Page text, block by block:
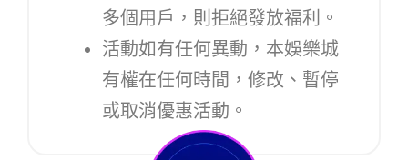
多個用戶，則拒絕發放福利。
活動如有任何異動，本娛樂城
有權在任何時間，修改、暫停
或取消優惠活動。